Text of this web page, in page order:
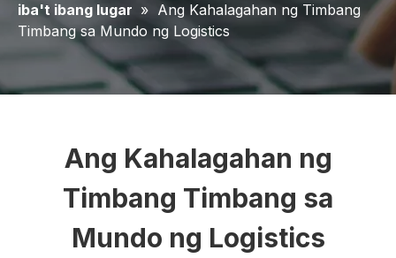
iba't ibang lugar » Ang Kahalagahan ng Timbang
Timbang sa Mundo ng Logistics
Ang Kahalagahan ng
Timbang Timbang sa
Mundo ng Logistics